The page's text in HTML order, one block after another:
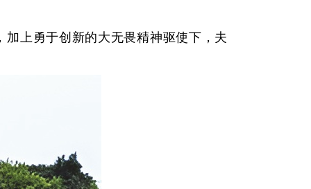
上勇于创新的大无畏精神驱使下，夫